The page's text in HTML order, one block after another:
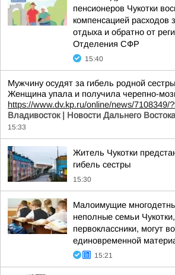
пенсионеров Чукотки
компенсацией расходов
отдыха и обратно от
Отделения СФР
15:40
Мужчину осудят за гибель родной
Женщина упала и получила черепно-
https://www.dv.kp.ru/online/news/7108349/
Владивосток | Новости Дальнего Востока
15:33
Житель Чукотки
гибель сестры
15:30
Малоимущие
неполные семьи
первоклассники, могут
единовременной
15:21